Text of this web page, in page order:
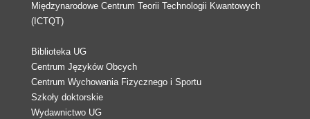
Międzynarodowe Centrum Teorii Technologii Kwantowych
(ICTQT)
Biblioteka UG
Centrum Języków Obcych
Centrum Wychowania Fizycznego i Sportu
Szkoły doktorskie
Wydawnictwo UG